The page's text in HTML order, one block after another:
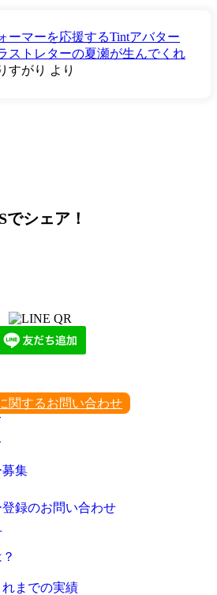
ーマーを応援するTintアバター
ストレターの夏瀬が生んでくれ
すがり より
でシェア！
関するお問い合わせ
集
録のお問い合わせ
までの実績